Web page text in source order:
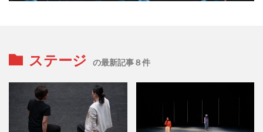
ステージ の最新記事８件